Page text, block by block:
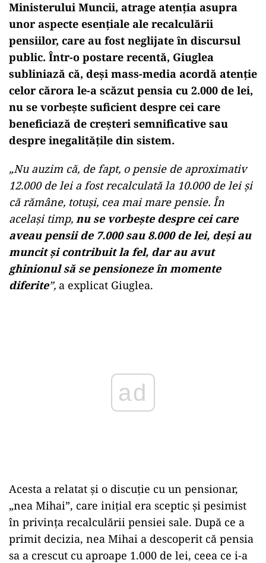
Ministerului Muncii, atrage atenția asupra
unor aspecte esențiale ale recalculării
pensiilor, care au fost neglijate în discursul
public. Într-o postare recentă, Giuglea
subliniază că, deși mass-media acordă atenție
celor cărora le-a scăzut pensia cu 2.000 de lei,
nu se vorbește suficient despre cei care
beneficiază de creșteri semnificative sau
despre inegalitățile din sistem.
„Nu auzim că, de fapt, o pensie de aproximativ
12.000 de lei a fost recalculată la 10.000 de lei și
că rămâne, totuși, cea mai mare pensie. În
același timp, nu se vorbește despre cei care
aveau pensii de 7.000 sau 8.000 de lei, deși au
muncit și contribuit la fel, dar au avut
ghinionul să se pensioneze în momente
diferite”, a explicat Giuglea.
Acesta a relatat și o discuție cu un pensionar,
„nea Mihai”, care inițial era sceptic și pesimist
în privința recalculării pensiei sale. După ce a
primit decizia, nea Mihai a descoperit că pensia
sa a crescut cu aproape 1.000 de lei, ceea ce i-a